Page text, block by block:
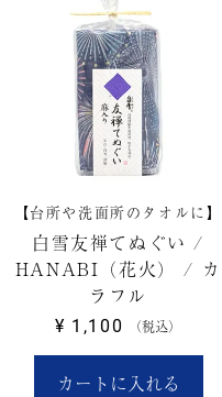
【台所や洗面所のタオルに】
白雪友禅てぬぐい /
HANABI（花火） / カ
ラフル
¥ 1,100 税込
カートに入れる